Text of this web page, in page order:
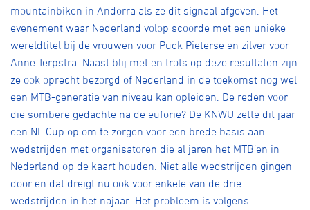
mountainbiken in Andorra als ze dit signaal afgeven. Het
evenement waar Nederland volop scoorde met een unieke
wereldtitel bij de vrouwen voor Puck Pieterse en zilver voor
Anne Terpstra. Naast blij met en trots op deze resultaten zijn
ze ook oprecht bezorgd of Nederland in de toekomst nog wel
een MTB-generatie van niveau kan opleiden. De reden voor
die sombere gedachte na de euforie? De KNWU zette dit jaar
een NL Cup op om te zorgen voor een brede basis aan
wedstrijden met organisatoren die al jaren het MTB’en in
Nederland op de kaart houden. Niet alle wedstrijden gingen
door en dat dreigt nu ook voor enkele van de drie
wedstrijden in het najaar. Het probleem is volgens